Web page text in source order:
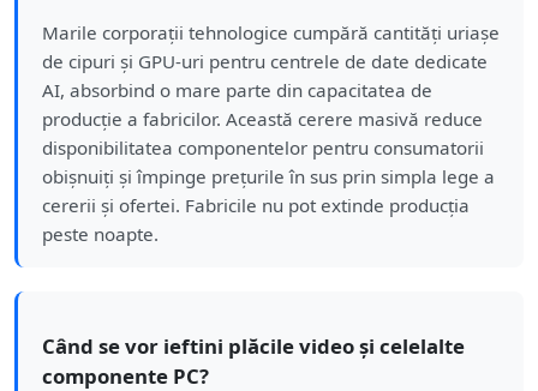
Marile corporații tehnologice cumpără cantități uriașe
de cipuri și GPU-uri pentru centrele de date dedicate
AI, absorbind o mare parte din capacitatea de
producție a fabricilor. Această cerere masivă reduce
disponibilitatea componentelor pentru consumatorii
obișnuiți și împinge prețurile în sus prin simpla lege a
cererii și ofertei. Fabricile nu pot extinde producția
peste noapte.
Când se vor ieftini plăcile video și celelalte
componente PC?